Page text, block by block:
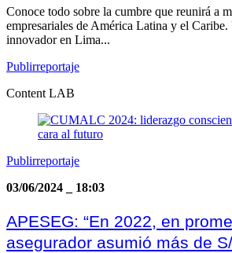
Conoce todo sobre la cumbre que reunirá a
empresariales de América Latina y el Caribe.
innovador en Lima...
Publirreportaje
Content LAB
Publirreportaje
03/06/2024
18:03
APESEG: “En 2022, en
asegurador asumió más de